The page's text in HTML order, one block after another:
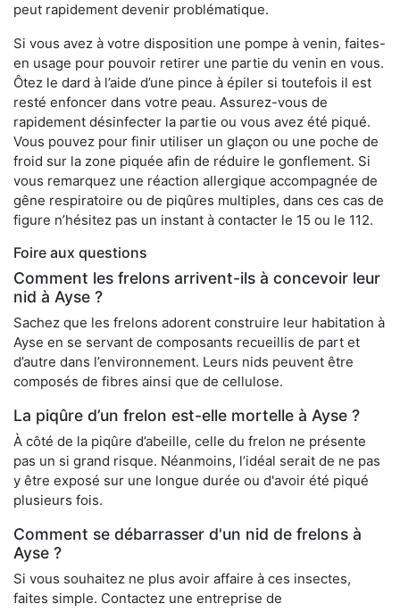
peut rapidement devenir problématique.
Si vous avez à votre disposition une pompe à venin, faites-
en usage pour pouvoir retirer une partie du venin en vous.
Ôtez le dard à l’aide d’une pince à épiler si toutefois il est
resté enfoncer dans votre peau. Assurez-vous de
rapidement désinfecter la partie ou vous avez été piqué.
Vous pouvez pour finir utiliser un glaçon ou une poche de
froid sur la zone piquée afin de réduire le gonflement. Si
vous remarquez une réaction allergique accompagnée de
gêne respiratoire ou de piqûres multiples, dans ces cas de
figure n’hésitez pas un instant à contacter le 15 ou le 112.
Foire aux questions
Comment les frelons arrivent-ils à concevoir leur
nid à Ayse ?
Sachez que les frelons adorent construire leur habitation à
Ayse en se servant de composants recueillis de part et
d’autre dans l’environnement. Leurs nids peuvent être
composés de fibres ainsi que de cellulose.
La piqûre d’un frelon est-elle mortelle à Ayse ?
À côté de la piqûre d’abeille, celle du frelon ne présente
pas un si grand risque. Néanmoins, l’idéal serait de ne pas
y être exposé sur une longue durée ou d'avoir été piqué
plusieurs fois.
Comment se débarrasser d'un nid de frelons à
Ayse ?
Si vous souhaitez ne plus avoir affaire à ces insectes,
faites simple. Contactez une entreprise de